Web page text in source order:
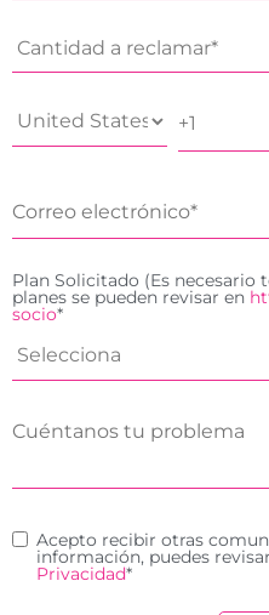
Plan Solicitado (Es necesario
planes se pueden revisar en
socio*
Acepto recibir otras
información, puedes
Privacidad*